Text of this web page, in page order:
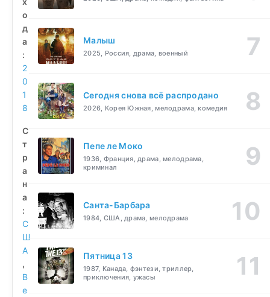
о
д
а
:
2
0
1
8
С
т
р
а
н
а
:
С
Ш
А
,
В
е
Малыш
2025, Россия, драма, военный
Сегодня снова всё распродано
2026, Корея Южная, мелодрама, комедия
Пепе ле Моко
1936, Франция, драма, мелодрама,
криминал
Санта-Барбара
1984, США, драма, мелодрама
Пятница 13
1987, Канада, фэнтези, триллер,
приключения, ужасы